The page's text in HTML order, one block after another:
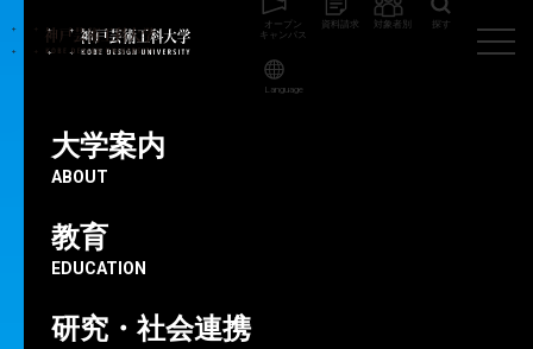
大学案内
ABOUT
教育
EDUCATION
研究・社会連携
オープン
キャンパス
資料請求 対象者別 探す
Language神戸芸術工科大学